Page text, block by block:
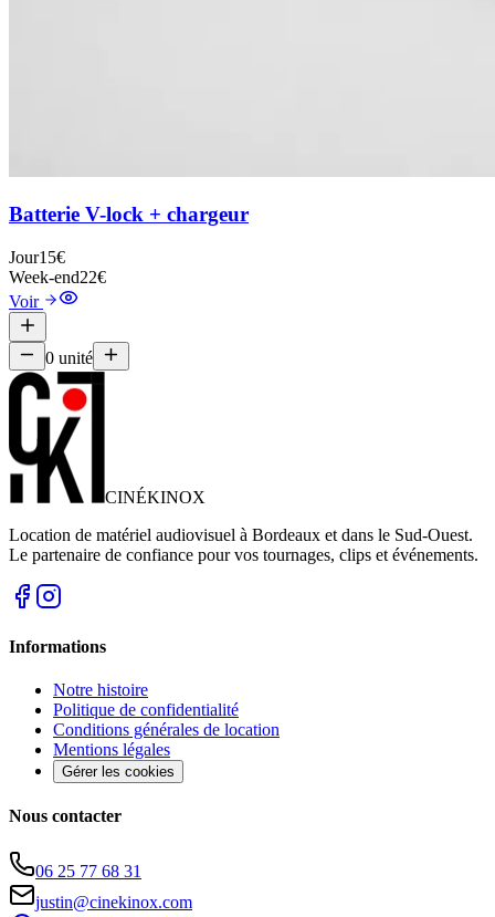
Batterie V-lock + chargeur
Jour15€
Week-end22€
Voir
0 unité
CINÉKINOX
Location de matériel audiovisuel à Bordeaux et dans le Sud-Ouest.
Le partenaire de confiance pour vos tournages, clips et événements.
Informations
Notre histoire
Politique de confidentialité
Conditions générales de location
Mentions légales
Gérer les cookies
Nous contacter
06 25 77 68 31
justin@cinekinox.com